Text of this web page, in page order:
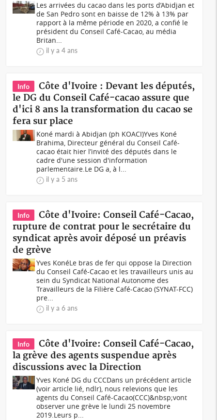
Les arrivées du cacao dans les ports d’Abidjan et
de San Pedro sont en baisse de 12% à 13% par
rapport à la même période en 2020, a confié le
président du Conseil Café-Cacao, au média
Britan...
il y a 4 ans
Info
Côte d'Ivoire : Devant les députés,
le DG du Conseil Café-cacao assure que
d'ici 8 ans la transformation du cacao se
fera sur place
Koné mardi à Abidjan (ph KOACI)Yves Koné
Brahima, Directeur général du Conseil Café-
cacao était hier l’invité des députés dans le
cadre d'une session d'information
parlementaire.Le DG a, à l...
il y a 5 ans
Info
Côte d'Ivoire: Conseil Café-Cacao,
rupture de contrat pour le secrétaire du
syndicat après avoir déposé un préavis
de grève
Yves KonéLe bras de fer qui oppose la Direction
du Conseil Café-Cacao et les travailleurs unis au
sein du Syndicat National Autonome des
Travailleurs de la Filière Café-Cacao (SYNAT-FCC)
pre...
il y a 6 ans
Info
Côte d'Ivoire: Conseil Café-Cacao,
la grève des agents suspendue après
discussions avec la Direction
Yves Koné DG du CCCDans un précédent article
(voir article lié, ndlr), nous relevions que les
agents du Conseil Café-Cacao(CCC)&nbsp;vont
observer une grève le lundi 25 novembre
2019.Leurs p...